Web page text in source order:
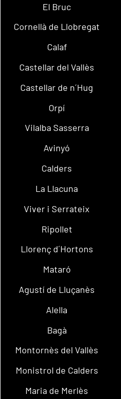
El Bruc
Cornellà de Llobregat
Calaf
Castellar del Vallès
Castellar de n´Hug
Orpí
Vilalba Sasserra
Avinyó
Calders
La Llacuna
Viver i Serrateix
Ripollet
Llorenç d´Hortons
Mataró
Agustí de Lluçanès
Alella
Bagà
Montornès del Vallès
Monistrol de Calders
Maria de Merlès